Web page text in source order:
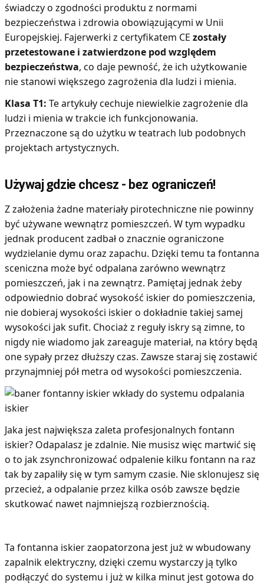
świadczy o zgodności produktu z normami
bezpieczeństwa i zdrowia obowiązującymi w Unii
Europejskiej. Fajerwerki z certyfikatem CE zostały
przetestowane i zatwierdzone pod względem
bezpieczeństwa, co daje pewność, że ich użytkowanie
nie stanowi większego zagrożenia dla ludzi i mienia.
Klasa T1: Te artykuły cechuje niewielkie zagrożenie dla
ludzi i mienia w trakcie ich funkcjonowania.
Przeznaczone są do użytku w teatrach lub podobnych
projektach artystycznych.
Używaj gdzie chcesz - bez ograniczeń!
Z założenia żadne materiały pirotechniczne nie powinny
być używane wewnątrz pomieszczeń. W tym wypadku
jednak producent zadbał o znacznie ograniczone
wydzielanie dymu oraz zapachu. Dzięki temu ta fontanna
sceniczna może być odpalana zarówno wewnątrz
pomieszczeń, jak i na zewnątrz. Pamiętaj jednak żeby
odpowiednio dobrać wysokość iskier do pomieszczenia,
nie dobieraj wysokości iskier o dokładnie takiej samej
wysokości jak sufit. Chociaż z reguły iskry są zimne, to
nigdy nie wiadomo jak zareaguje materiał, na który będą
one sypały przez dłuższy czas. Zawsze staraj się zostawić
przynajmniej pół metra od wysokości pomieszczenia.
Jaka jest największa zaleta profesjonalnych fontann
iskier? Odapalasz je zdalnie. Nie musisz więc martwić się
o to jak zsynchronizować odpalenie kilku fontann na raz
tak by zapaliły się w tym samym czasie. Nie sklonujesz się
przecież, a odpalanie przez kilka osób zawsze będzie
skutkować nawet najmniejszą rozbierznością.
Ta fontanna iskier zaopatorzona jest już w wbudowany
zapalnik elektryczny, dzięki czemu wystarczy ją tylko
podłączyć do systemu i już w kilka minut jest gotowa do